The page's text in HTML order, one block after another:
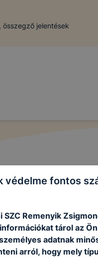
összegző jelentések
védelme fontos
SZC Remenyik
tárol az
adatnak
arról, hogy mely